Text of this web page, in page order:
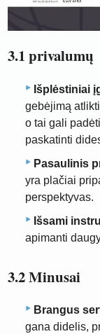
3.1 privalumų
Išplėstiniai
gebėjimą
o tai gali
paskatinti
Pasaulinis
yra plačiai
perspektyvas.
Išsami
apimanti
3.2 Minusai
Brangus
gana didelis,